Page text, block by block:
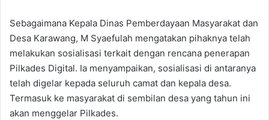
Sebagaimana Kepala Dinas Pemberdayaan Masyarakat dan
Desa Karawang, M Syaefulah mengatakan pihaknya telah
melakukan sosialisasi terkait dengan rencana penerapan
Pilkades Digital. Ia menyampaikan, sosialisasi di antaranya
telah digelar kepada seluruh camat dan kepala desa.
Termasuk ke masyarakat di sembilan desa yang tahun ini
akan menggelar Pilkades.